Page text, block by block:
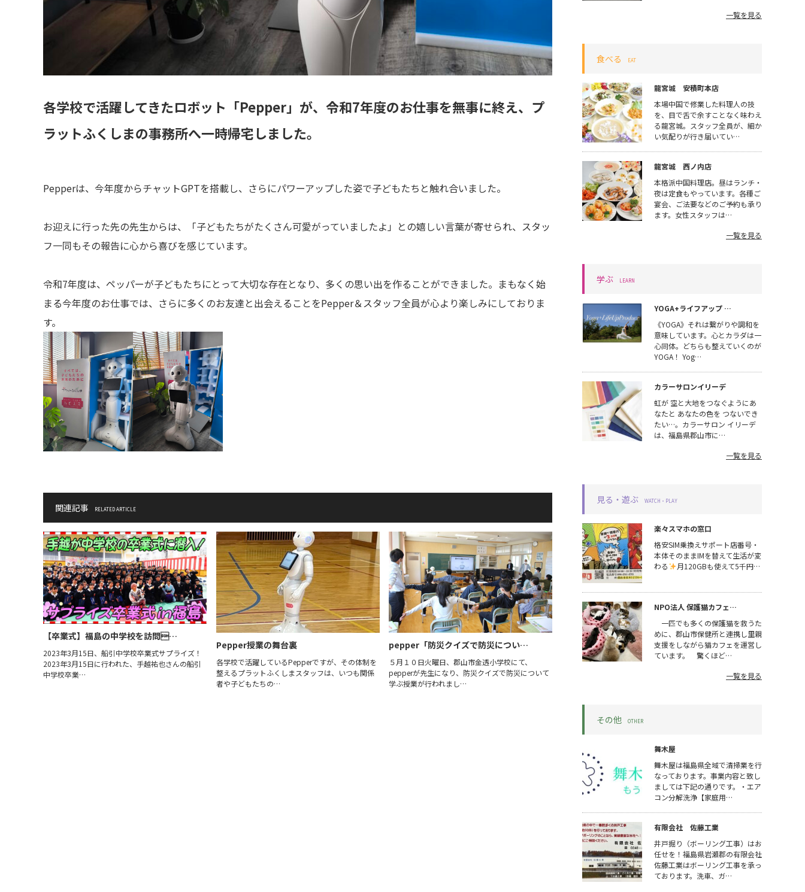
各学校で活躍してきたロボット「Pepper」が、令和7年度のお仕事を無事に終え、プ
ラットふくしまの事務所へ一時帰宅しました。
Pepperは、今年度からチャットGPTを搭載し、さらにパワーアップした姿で子どもたちと触れ合いました。
お迎えに行った先の先生からは、「子どもたちがたくさん可愛がっていましたよ」との嬉しい言葉が寄せられ、スタッ
フ一同もその報告に心から喜びを感じています。
令和7年度は、ペッパーが子どもたちにとって大切な存在となり、多くの思い出を作ることができました。まもなく始
まる今年度のお仕事では、さらに多くのお友達と出会えることをPepper＆スタッフ全員が心より楽しみにしておりま
す。
関連記事 RELATED ARTICLE
【卒業式】福島の中学校を訪問…
2023年3月15日、船引中学校卒業式サプライズ！
2023年3月15日に行われた、手越祐也さんの船引
中学校卒業…
Pepper授業の舞台裏
各学校で活躍しているPepperですが、その体制を
整えるプラットふくしまスタッフは、いつも関係
者や子どもたちの…
pepper「防災クイズで防災につい…
５月１０日火曜日、郡山市金透小学校にて、
pepperが先生になり、防災クイズで防災について
学ぶ授業が行われまし…
一覧を見る
食べる EAT
龍宮城 安積町本店
本場中国で修業した料理人の技
を、目で舌で余すことなく味わえ
る龍宮城。スタッフ全員が、細か
い気配りが行き届いてい…
龍宮城 西ノ内店
本格派中国料理店。昼はランチ・
夜は定食もやっています。各種ご
宴会、ご法要などのご予約も承り
ます。女性スタッフは…
一覧を見る
学ぶ LEARN
YOGA+ライフアップ …
《YOGA》それは繋がりや調和を
意味しています。心とカラダは一
心同体。どちらも整えていくのが
YOGA！ Yog…
カラーサロンイリーデ
虹が 空と大地をつなぐようにあ
なたと あなたの色を つないでき
たい…。カラーサロン イリーデ
は、福島県郡山市に…
一覧を見る
見る・遊ぶ WATCH・PLAY
楽々スマホの窓口
格安SIM乗換えサポート店番号・
本体そのままIMを替えて生活が変
わる
月120GBも使えて5千円…
NPO法人 保護猫カフェ…
一匹でも多くの保護猫を救うた
めに、郡山市保健所と連携し里親
支援をしながら猫カフェを運営し
ています。 驚くほど…
一覧を見る
その他 OTHER
舞木屋
舞木屋は福島県全域で清掃業を行
なっております。事業内容と致し
ましては下記の通りです。・エア
コン分解洗浄【家庭用…
有限会社 佐藤工業
井戸掘り（ボーリング工事）はお
任せを！福島県岩瀬郡の有限会社
佐藤工業はボーリング工事を承っ
ております。洗車、ガ…